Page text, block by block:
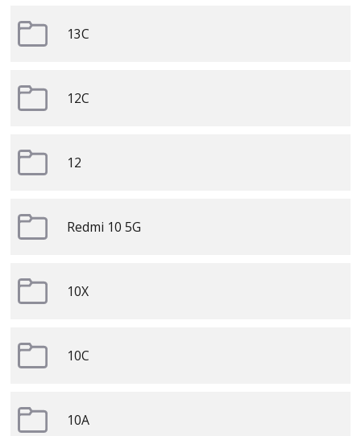
13C
12C
12
Redmi 10 5G
10X
10C
10A